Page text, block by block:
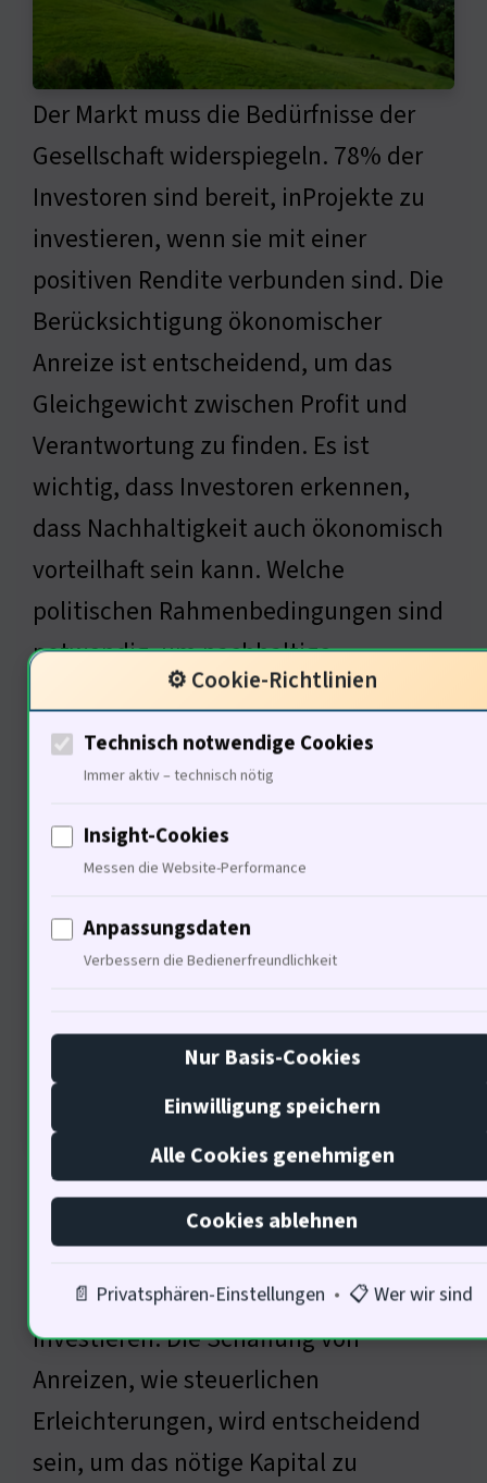
Der Markt muss die Bedürfnisse der
Gesellschaft widerspiegeln. 78% der
Investoren sind bereit, inProjekte zu
investieren, wenn sie mit einer
positiven Rendite verbunden sind. Die
Berücksichtigung ökonomischer
Anreize ist entscheidend, um das
Gleichgewicht zwischen Profit und
Verantwortung zu finden. Es ist
wichtig, dass Investoren erkennen,
dass Nachhaltigkeit auch ökonomisch
vorteilhaft sein kann. Welche
politischen Rahmenbedingungen sind
notwendig, um nachhaltige
Investitionen zu fördern?
Förderung nachhaltiger
Investitionen
Ein klarer rechtlicher Rahmen ist
unerlässlich. 90% der Unternehmen
benötigen politische Unterstützung,
um in nachhaltige Projekte zu
investieren. Die Schaffung von
Anreizen, wie steuerlichen
Erleichterungen, wird entscheidend
sein, um das nötige Kapital zu
⚙️ Cookie-Richtlinien
Technisch notwendige Cookies
Immer aktiv – technisch nötig
Insight-Cookies
Messen die Website-Performance
Anpassungsdaten
Verbessern die Bedienerfreundlichkeit
Nur Basis-Cookies
Einwilligung speichern
Alle Cookies genehmigen
Cookies ablehnen
📄 Privatsphären-Einstellungen • 📋 Wer wir sind